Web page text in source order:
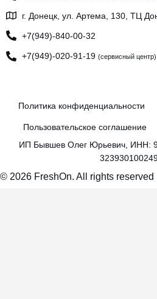
г. Донецк, ул. Артема, 130, ТЦ
+7(949)-840-00-32
+7(949)-020-91-19(сервисный центр)
Политика конфиденциальности
Пользовательское соглашение
ИП Бывшев Олег Юрьевич, ИНН:
© 2026 FreshOn. All rights reserved